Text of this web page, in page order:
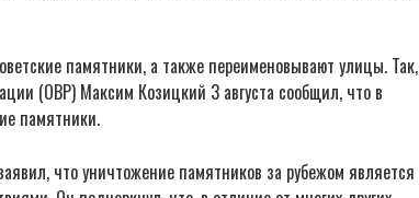
памятники, а также переименовывают улицы. Так,
(ОВР) Максим Козицкий 3 августа сообщил, что в
памятники.
что уничтожение памятников за рубежом является